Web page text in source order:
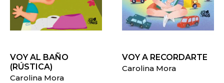
VOY AL BAÑO
(RÚSTICA)
Carolina Mora
VOY A RECORDARTE
Carolina Mora